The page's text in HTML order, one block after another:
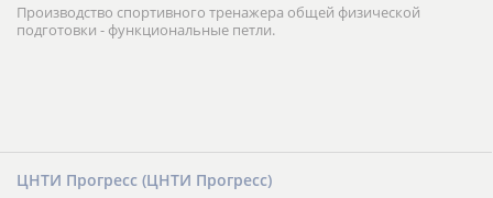
Производство спортивного тренажера общей физической
подготовки - функциональные петли.
ЦНТИ Прогресс (ЦНТИ Прогресс)